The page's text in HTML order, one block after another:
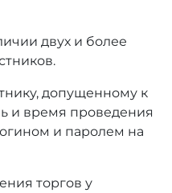
двух и более
допущенному к
и время проведения
и паролем на
торгов у